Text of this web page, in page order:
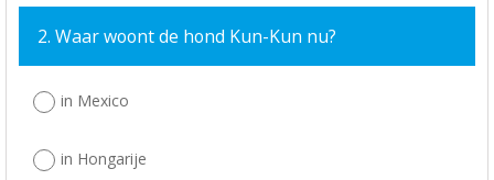
2. Waar woont de hond Kun-Kun nu?
in Mexico
in Hongarije